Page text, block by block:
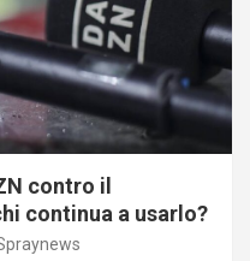
contro il
continua a usarlo?